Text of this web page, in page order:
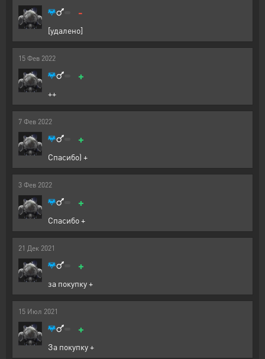
-
[удалено]
15 Фев 2022
+
++
7 Фев 2022
+
Спасибо) +
3 Фев 2022
+
Спасибо +
21 Дек 2021
+
за покупку +
15 Июл 2021
+
За покупку +